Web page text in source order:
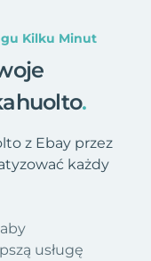
Kilku Minut
.
z Ebay przez
każdy
usługę